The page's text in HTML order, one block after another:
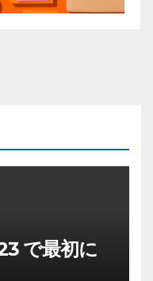
で最初に